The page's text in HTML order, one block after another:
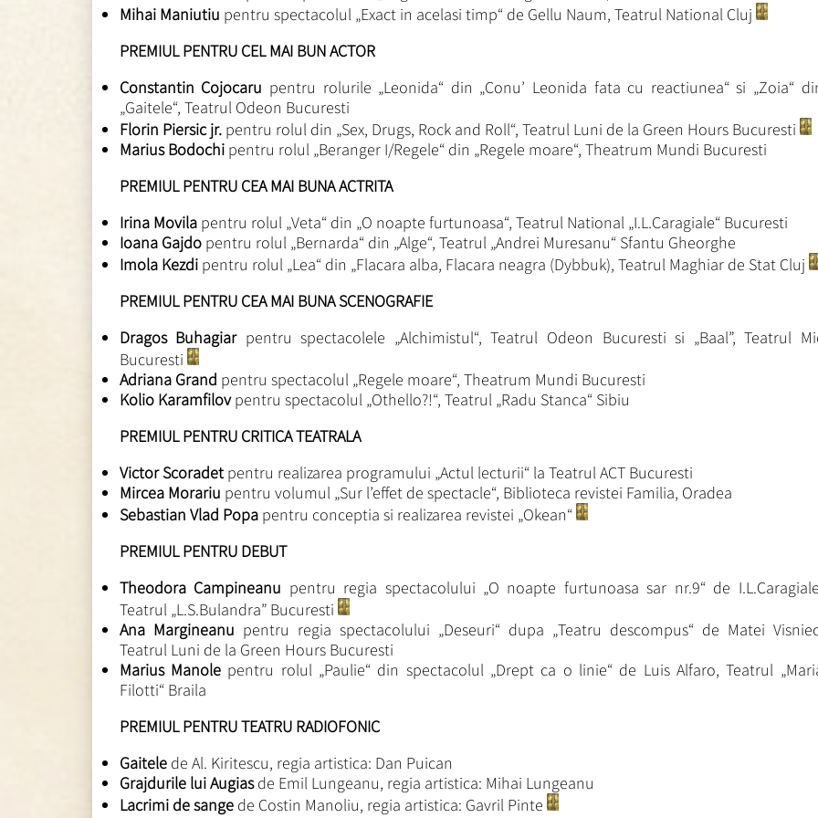
Mihai Maniutiu pentru spectacolul „Exact in acelasi timp“ de Gellu Naum, Teatrul National Cluj
PREMIUL PENTRU CEL MAI BUN ACTOR
Constantin Cojocaru pentru rolurile „Leonida“ din „Conu’ Leonida fata cu reactiunea“ si „Zoia“
„Gaitele“, Teatrul Odeon Bucuresti
Florin Piersic jr.pentru rolul din „Sex, Drugs, Rock and Roll“, Teatrul Luni de la Green Hours Bucuresti
Marius Bodochipentru rolul „Beranger I/Regele“ din „Regele moare“, Theatrum Mundi Bucuresti
PREMIUL PENTRU CEA MAI BUNA ACTRITA
Irina Movilapentru rolul „Veta“ din „O noapte furtunoasa“, Teatrul National „I.L.Caragiale“ Bucuresti
Ioana Gajdopentru rolul „Bernarda“ din „Alge“, Teatrul „Andrei Muresanu“ Sfantu Gheorghe
Imola Kezdipentru rolul „Lea“ din „Flacara alba, Flacara neagra (Dybbuk), Teatrul Maghiar de Stat Cluj
PREMIUL PENTRU CEA MAI BUNA SCENOGRAFIE
Dragos Buhagiarpentru spectacolele „Alchimistul“, Teatrul Odeon Bucuresti si „Baal”, Teatrul
Bucuresti
Adriana Grand pentru spectacolul „Regele moare“, Theatrum Mundi Bucuresti
Kolio Karamfilovpentru spectacolul „Othello?!“, Teatrul „Radu Stanca“ Sibiu
PREMIUL PENTRU CRITICA TEATRALA
Victor Scoradetpentru realizarea programului „Actul lecturii“ la Teatrul ACT Bucuresti
Mircea Morariu pentru volumul „Sur l’effet de spectacle“, Biblioteca revistei Familia, Oradea
Sebastian Vlad Popapentru conceptia si realizarea revistei „Okean“
PREMIUL PENTRU DEBUT
Theodora Campineanu pentru regia spectacolului „O noapte furtunoasa sar nr.9“ de
Teatrul „L.S.Bulandra” Bucuresti
Ana Margineanu pentru regia spectacolului „Deseuri“ dupa „Teatru descompus“ de Matei
Teatrul Luni de la Green Hours Bucuresti
Marius Manole pentru rolul „Paulie“ din spectacolul „Drept ca o linie“ de Luis Alfaro, Teatrul
Filotti“ Braila
PREMIUL PENTRU TEATRU RADIOFONIC
Gaitelede Al. Kiritescu, regia artistica: Dan Puican
Grajdurile lui Augiasde Emil Lungeanu, regia artistica: Mihai Lungeanu
Lacrimi de sangede Costin Manoliu, regia artistica: Gavril Pinte